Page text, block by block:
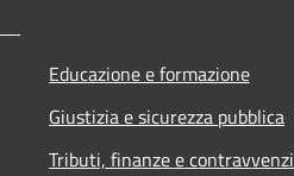
Educazione e formazione
Giustizia e sicurezza pubblica
Tributi, finanze e